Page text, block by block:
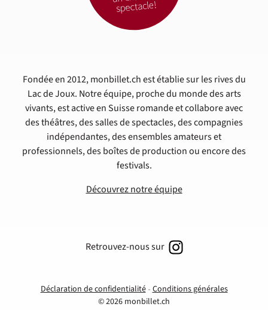
Fondée en 2012, monbillet.ch est établie sur les rives du
Lac de Joux. Notre équipe, proche du monde des arts
vivants, est active en Suisse romande et collabore avec
des théâtres, des salles de spectacles, des compagnies
indépendantes, des ensembles amateurs et
professionnels, des boîtes de production ou encore des
festivals.
Découvrez notre équipe
Déclaration de confidentialité Conditions générales
© 2026 monbillet.ch
Retrouvez-nous sur